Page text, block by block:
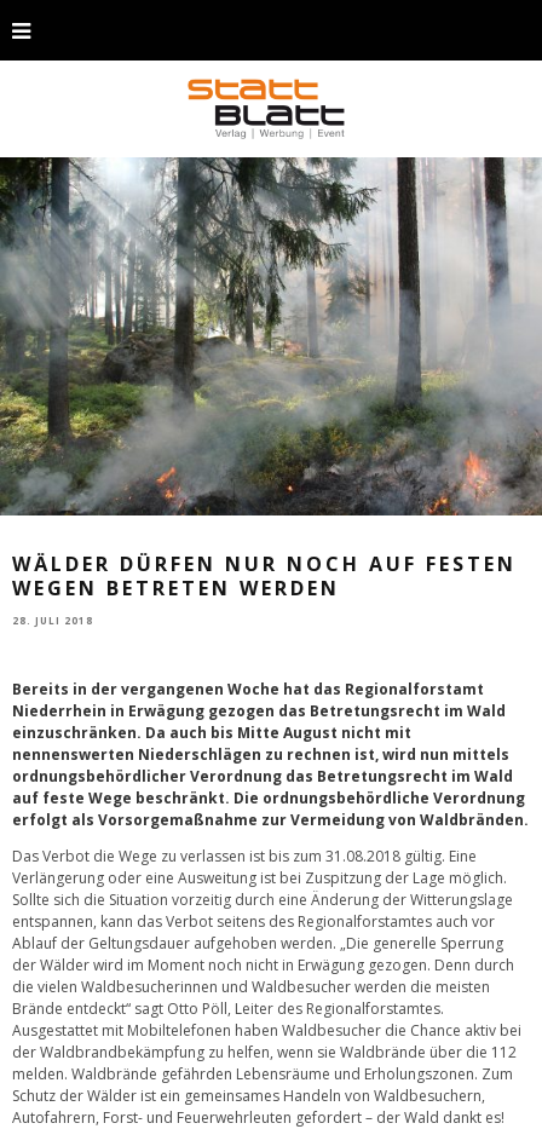
WÄLDER DÜRFEN NUR NOCH AUF FESTEN
WEGEN BETRETEN WERDEN
28. JULI 2018
Bereits in der vergangenen Woche hat das Regionalforstamt
Niederrhein in Erwägung gezogen das Betretungsrecht im Wald
einzuschränken. Da auch bis Mitte August nicht mit
nennenswerten Niederschlägen zu rechnen ist, wird nun mittels
ordnungsbehördlicher Verordnung das Betretungsrecht im Wald
auf feste Wege beschränkt. Die ordnungsbehördliche Verordnung
erfolgt als Vorsorgemaßnahme zur Vermeidung von Waldbränden.
Das Verbot die Wege zu verlassen ist bis zum 31.08.2018 gültig. Eine
Verlängerung oder eine Ausweitung ist bei Zuspitzung der Lage möglich.
Sollte sich die Situation vorzeitig durch eine Änderung der Witterungslage
entspannen, kann das Verbot seitens des Regionalforstamtes auch vor
Ablauf der Geltungsdauer aufgehoben werden. „Die generelle Sperrung
der Wälder wird im Moment noch nicht in Erwägung gezogen. Denn durch
die vielen Waldbesucherinnen und Waldbesucher werden die meisten
Brände entdeckt“ sagt Otto Pöll, Leiter des Regionalforstamtes.
Ausgestattet mit Mobiltelefonen haben Waldbesucher die Chance aktiv bei
der Waldbrandbekämpfung zu helfen, wenn sie Waldbrände über die 112
melden. Waldbrände gefährden Lebensräume und Erholungszonen. Zum
Schutz der Wälder ist ein gemeinsames Handeln von Waldbesuchern,
Autofahrern, Forst- und Feuerwehrleuten gefordert – der Wald dankt es!